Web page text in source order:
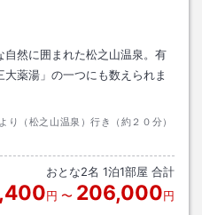
然に囲まれた松之山温泉。有
薬湯」の一つにも数えられま
り（松之山温泉）行き（約２０分）
おとな2名 1泊1部屋 合計
円 〜 206,000円